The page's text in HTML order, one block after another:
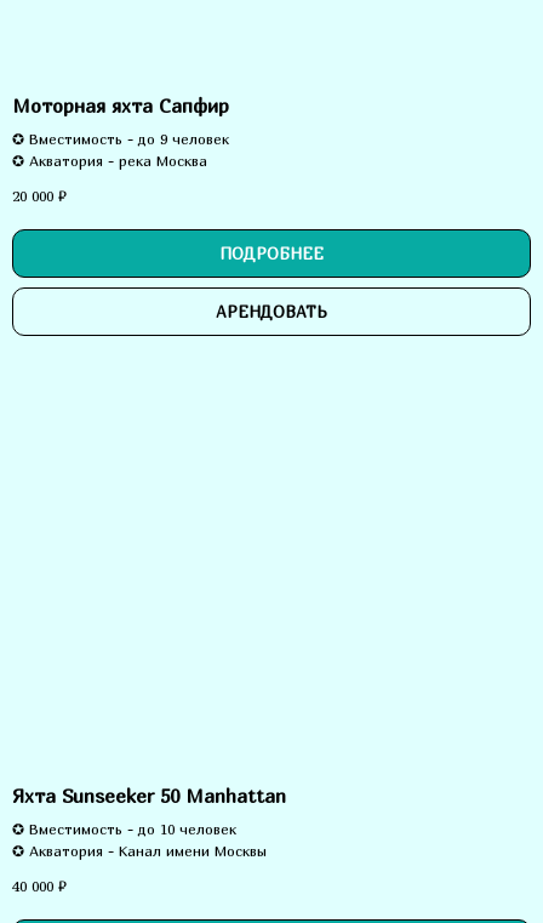
Моторная яхта Сапфир
✪ Вместимость - до 9 человек
✪ Акватория - река Москва
20 000 ₽
ПОДРОБНЕЕ
АРЕНДОВАТЬ
Яхта Sunseeker 50 Manhattan
✪ Вместимость - до 10 человек
✪ Акватория - Канал имени Москвы
40 000 ₽